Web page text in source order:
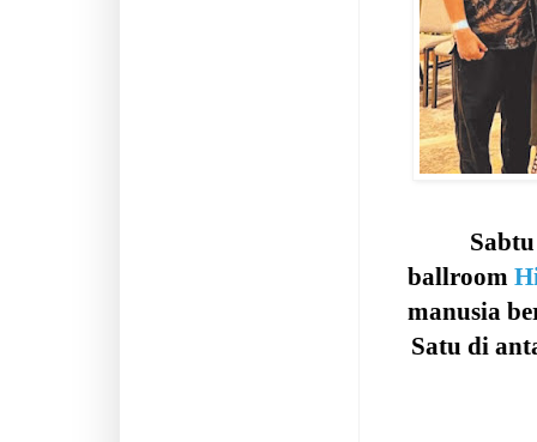
ballroom
manusia
Satu di